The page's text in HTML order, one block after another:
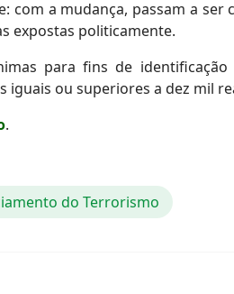
com a mudança, passam a
expostas politicamente.
para fins de
iguais ou superiores a dez mil
.
do Terrorismo